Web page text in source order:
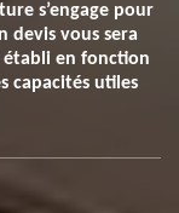
s’engage pour
devis vous sera
en fonction
capacités utiles